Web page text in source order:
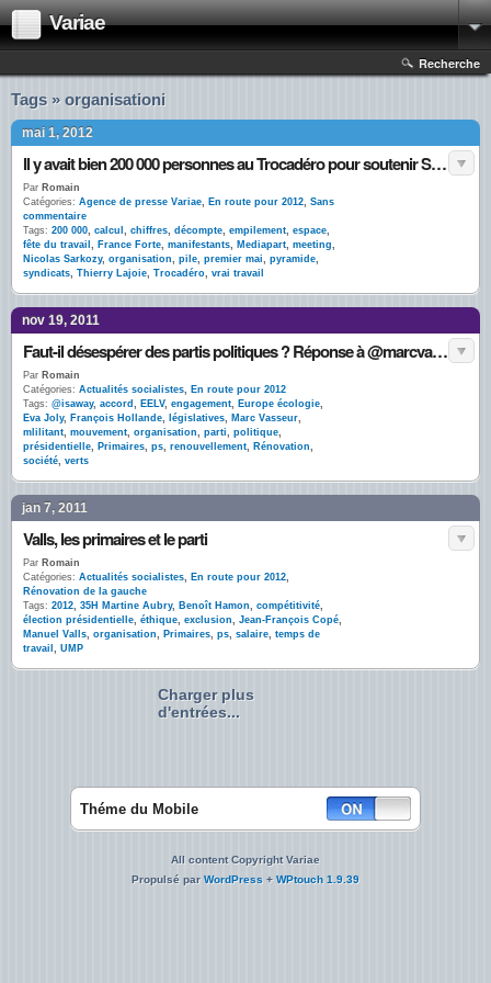
Variae
Recherche
Tags » organisationi
mai 1, 2012
Il y avait bien 200 000 personnes au Trocadéro pour soutenir Sarkozy
Par Romain
Catégories: Agence de presse Variae, En route pour 2012, Sans
commentaire
Tags: 200 000, calcul , chiffres, décompte, empilement, espace,
fête du travail , France Forte, manifestants, Mediapart, meeting,
Nicolas Sarkozy, organisation, pile, premier mai, pyramide,
syndicats, Thierry Lajoie, Trocadéro, vrai travail
nov 19, 2011
Faut-il désespérer des partis politiques ? Réponse à @marcvasseur et @isaway
Par Romain
Catégories: Actualités socialistes, En route pour 2012
Tags: @isaway, accord , EELV, engagement, Europe écologie,
Eva Joly, François Hollande, législatives, Marc Vasseur,
mlilitant, mouvement, organisation, parti, politique,
présidentielle, Primaires, ps, renouvellement, Rénovation,
société, verts
jan 7, 2011
Valls, les primaires et le parti
Par Romain
Catégories: Actualités socialistes, En route pour 2012,
Rénovation de la gauche
Tags: 2012, 35H Martine Aubry, Benoît Hamon, compétitivité,
élection présidentielle, éthique, exclusion, Jean-François Copé,
Manuel Valls, organisation, Primaires, ps, salaire, temps de
travail , UMP
Charger plus
d'entrées...
Théme du Mobile
All content Copyright Variae
Propulsé parWordPress + WPtouch 1.9.39